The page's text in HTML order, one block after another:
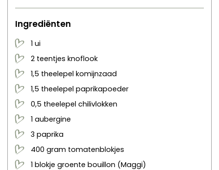
Ingrediënten
1 ui
2 teentjes knoflook
1,5 theelepel komijnzaad
1,5 theelepel paprikapoeder
0,5 theelepel chilivlokken
1 aubergine
3 paprika
400 gram tomatenblokjes
1 blokje groente bouillon (Maggi)